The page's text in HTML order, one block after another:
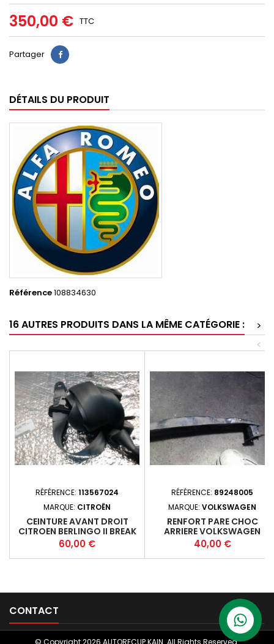
350,00 € TTC
Partager
DÉTAILS DU PRODUIT
Référence108834630
16 AUTRES PRODUITS DANS LA MÊME CATÉGORIE :
>
<
RÉFÉRENCE: 113567024
MARQUE: CITROËN
CEINTURE AVANT DROIT
CITROEN BERLINGO II BREAK
(B9) PHASE 1 - 5P 2008-05-
2012-01 +
Prix
60,00 €
RÉFÉRENCE: 89248005
MARQUE: VOLKSWAGEN
RENFORT PARE CHOC
ARRIERE VOLKSWAGEN
TIGUAN I (5N) PHASE 2 - 5P
2011-04-2016-12 +
Prix
40,00 €
CONTACT 